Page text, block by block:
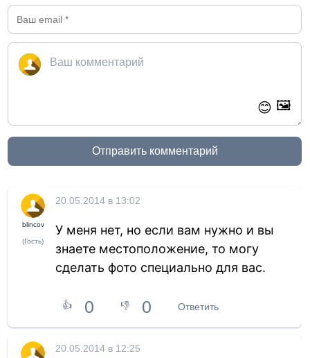
😊 🖼️
Отправить комментарий
blincov
(Гость)
20.05.2014 в 13:02
У меня нет, но если вам нужно и вы
знаете местоположение, то могу
сделать фото специально для вас.
👍 0 👎 0 Ответить
20.05.2014 в 12:25